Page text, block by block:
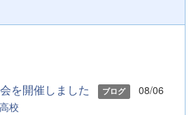
を開催しました ブログ
08/06
校